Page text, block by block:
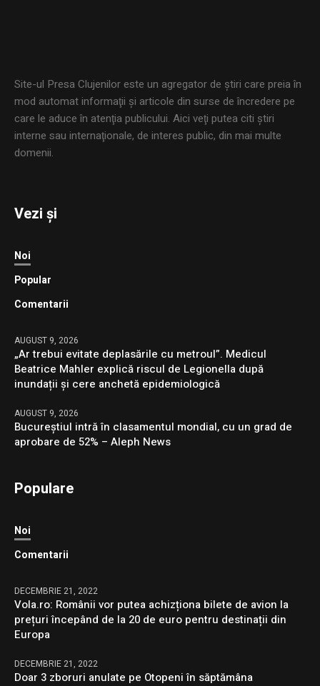
Site-ul Presa Clujenilor este un agregator de ştiri care preia în
mod automat informaţii şi articole din surse de încredere pe
care le aduce în atenţia publicului. Aici veţi putea citi ştiri
interne sau internaţionale, de interes public, din mai multe
domenii.
Vezi și
Noi
Popular
Comentarii
AUGUST 9, 2026
„Ar trebui evitate deplasările cu metroul”. Medicul
Beatrice Mahler explică riscul de Legionella după
inundații și cere anchetă epidemiologică
AUGUST 9, 2026
Bucureștiul intră în clasamentul mondial, cu un grad de
aprobare de 52% – Aleph News
Populare
Noi
Comentarii
DECEMBRIE 21, 2022
Vola.ro: Românii vor putea achizționa bilete de avion la
prețuri începând de la 20 de euro pentru destinații din
Europa
DECEMBRIE 21, 2022
Doar 3 zboruri anulate pe Otopeni în săptămâna